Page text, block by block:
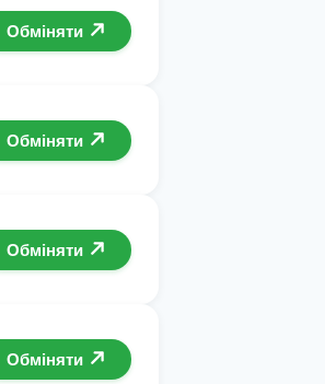
Обміняти
Обміняти
Обміняти
Обміняти